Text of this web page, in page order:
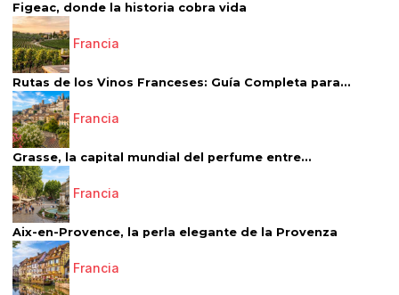
Figeac, donde la historia cobra vida
Francia
Rutas de los Vinos Franceses: Guía Completa para...
Francia
Grasse, la capital mundial del perfume entre...
Francia
Aix-en-Provence, la perla elegante de la Provenza
Francia